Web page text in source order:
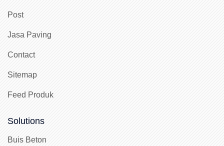
Post
Jasa Paving
Contact
Sitemap
Feed Produk
Solutions
Buis Beton